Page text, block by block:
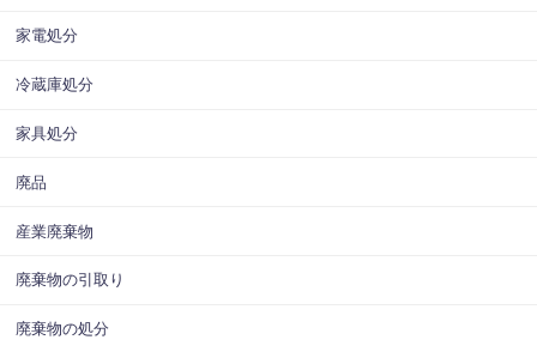
家電処分
冷蔵庫処分
家具処分
廃品
産業廃棄物
廃棄物の引取り
廃棄物の処分